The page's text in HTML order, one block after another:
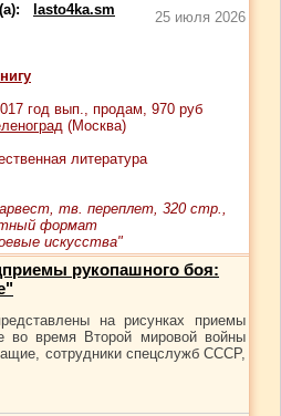
lasto4ka.sm
25 июля 2026
год вып., продам, 970 руб
(Москва)
литература
тв. переплет, 320 стр.,
формат
искусства"
рукопашного боя:
на рисунках приемы
во время Второй мировой войны
сотрудники спецслужб СССР,